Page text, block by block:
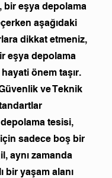
bir eşya depolama
aşağıdaki
dikkat etmeniz,
eşya depolama
önem taşır.
ve Teknik
tesisi,
için sadece boş bir
aynı zamanda
bir yaşam alanı